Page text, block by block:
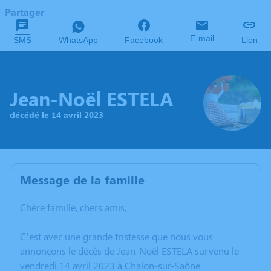
Partager
SMS WhatsApp Facebook E-mail Lien
Jean-Noël ESTELA
décédé le 14 avril 2023
Message de la famille
Chère famille, chers amis,
C’est avec une grande tristesse que nous vous
annonçons le décès de Jean-Noël ESTELA survenu le
vendredi 14 avril 2023 à Chalon-sur-Saône.